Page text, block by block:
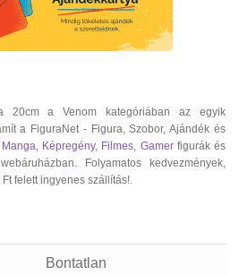
20cm a Venom kategóriában az egyik
a FiguraNet - Figura, Szobor, Ajándék és
Képregény, Filmes Gamerfigurák és
Folyamatos kedvezmények,
felett ingyenes szállítás!.
Bontatlan